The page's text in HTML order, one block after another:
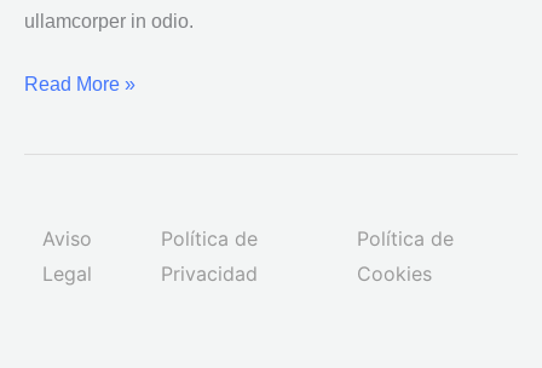
ullamcorper in odio.
id
elit
Read More »
Aviso
Legal
Política de
Privacidad
Política de
Cookies